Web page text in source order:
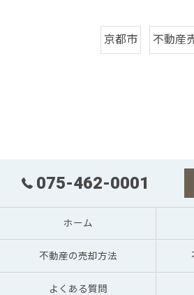
京都市 不動産
075-462-0001
ホーム
不動産の売却方法
よくある質問